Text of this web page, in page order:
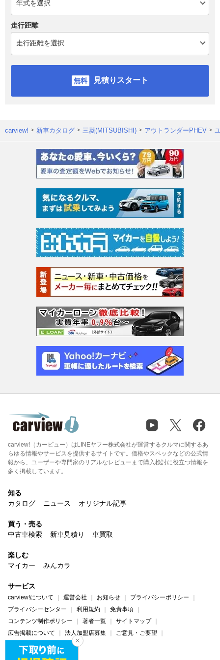
走行距離
見積りスタート
carview! 新車カタログ 三菱(MITSUBISHI) アウトランダーPHEV
carview!（カービュー）はLINEヤフー株式会社が運営するクルマに関するあ
らゆる情報やサービスを提供するサイトです。価格やスペックなどの公式情
報から、ユーザーや専門家のリアルなレビューまで購入検討に役立つ情報を
多く掲載しています。
知る
カタログ
ニュース オリジナル記事
買う・売る
中古車検索
新車見積り 車買取
楽しむ
マイカー
みんカラ
サービス
carview!について 運営会社 お知らせ
プライバシーポリシー
プライバシーセンター
利用規約
免責事項
コンテンツ制作ポリシー
著者一覧
サイトマップ
広告掲載について
法人加盟店募集
ご意見・ご要望
ヘルプ・お問い合わせ